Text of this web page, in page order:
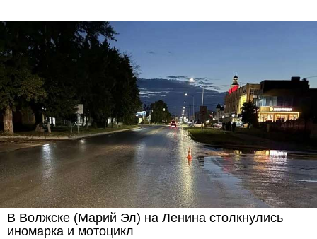
В Волжске (Марий Эл) на Ленина столкнулись
иномарка и мотоцикл